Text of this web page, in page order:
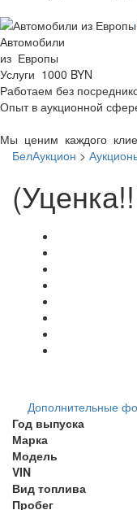
Автомобили
из Европы
Услуги 1000 BYN
Работаем без
Опыт в аукционной
Мы ценим каждого
БелАукцион >
Дополнительные
Год выпуска
Марка
Модель
VIN
Вид топлива
Пробег